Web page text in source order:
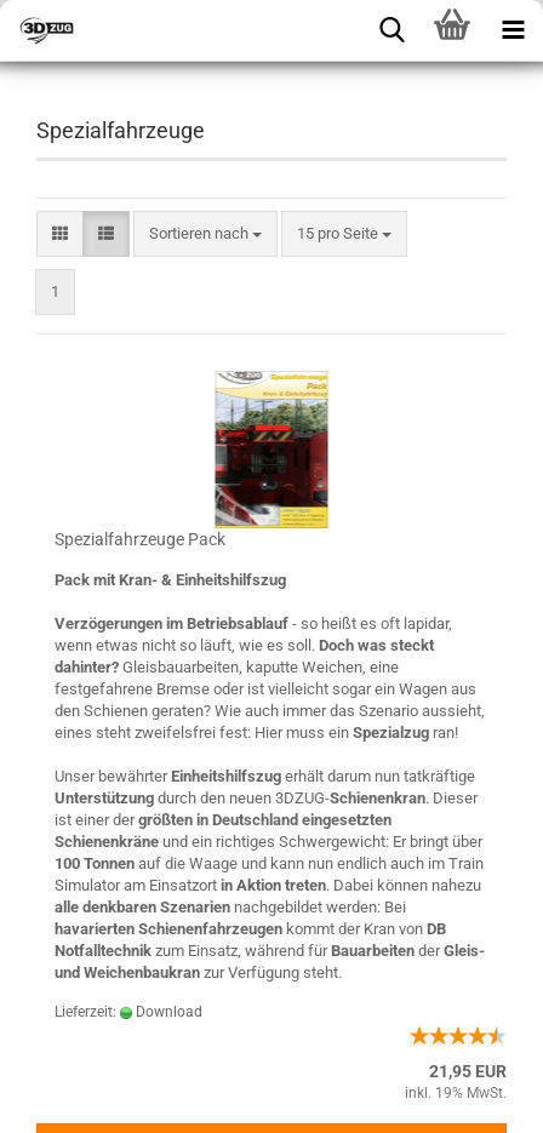
Spezialfahrzeuge
Sortieren nach 15 pro Seite
1
Spezialfahrzeuge Pack
Pack mit Kran- & Einheitshilfszug
Verzögerungen im Betriebsablauf - so heißt es oft lapidar,
wenn etwas nicht so läuft, wie es soll. Doch was steckt
dahinter? Gleisbauarbeiten, kaputte Weichen, eine
festgefahrene Bremse oder ist vielleicht sogar ein Wagen aus
den Schienen geraten? Wie auch immer das Szenario aussieht,
eines steht zweifelsfrei fest: Hier muss ein Spezialzug ran!
Unser bewährterEinheitshilfszug erhält darum nun tatkräftige
Unterstützung durch den neuen 3DZUG-Schienenkran. Dieser
ist einer dergrößten in Deutschland eingesetzten
Schienenkräne und ein richtiges Schwergewicht: Er bringt über
100 Tonnen auf die Waage und kann nun endlich auch im Train
Simulator am Einsatzort in Aktion treten. Dabei können nahezu
alle denkbaren Szenarien nachgebildet werden: Bei
havarierten Schienenfahrzeugen kommt der Kran von DB
Notfalltechnik zum Einsatz, während fürBauarbeiten derGleis-
und Weichenbaukran zur Verfügung steht.
Lieferzeit: Download
21,95 EUR
inkl. 19% MwSt.